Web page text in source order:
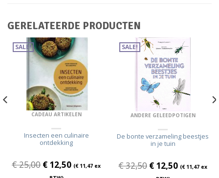
GERELATEERDE PRODUCTEN
SALE!
CADEAU ARTIKELEN
Insecten een culinaire
ontdekking
€25,00 € 12,50 (€11,47 ex
SALE!
ANDERE GELEEDPOTIGEN
De bonte verzameling beestjes
in je tuin
€32,50 € 12,50 (€11,47 ex